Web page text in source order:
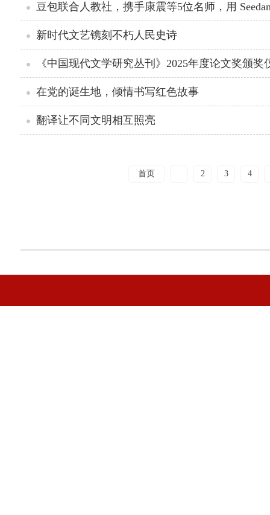
豆包联合人教社，携手康震等5位名师，用
新时代文艺镌刻不朽人民史诗
《中国现代文学研究丛刊》2025年度论文奖颁奖
在党的诞生地，倾情书写红色故事
翻译让不同文明相互照亮
首页 2 3 4